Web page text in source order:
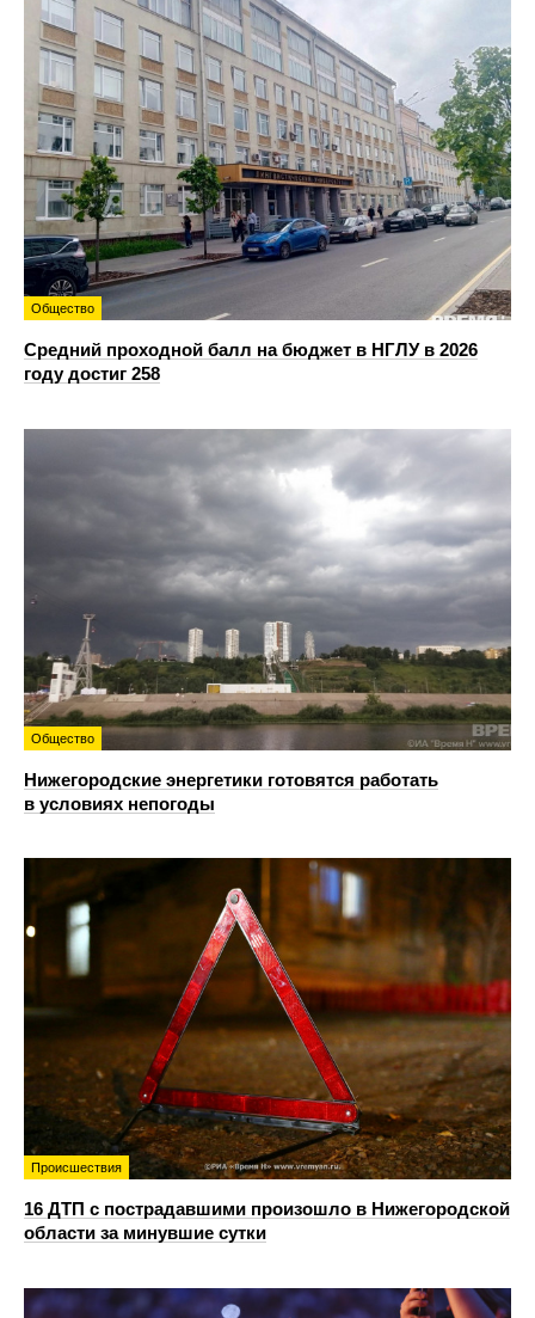
Общество
Средний проходной балл на бюджет в НГЛУ в 2026
году достиг 258
Общество
Нижегородские энергетики готовятся работать
в условиях непогоды
Происшествия
16 ДТП с пострадавшими произошло в Нижегородской
области за минувшие сутки